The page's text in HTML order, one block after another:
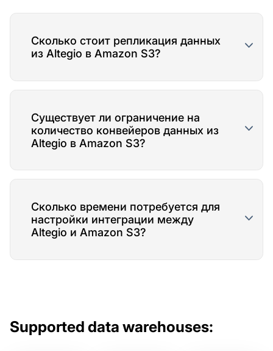
Сколько стоит репликация данных
из Altegio в Amazon S3?
Существует ли ограничение на
количество конвейеров данных из
Altegio в Amazon S3?
Сколько времени потребуется для
настройки интеграции между
Altegio и Amazon S3?
Supported data warehouses: